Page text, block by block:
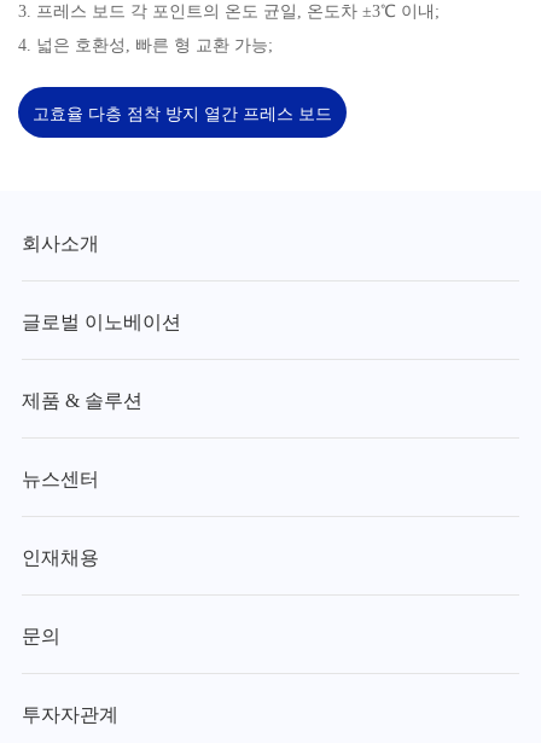
3. 프레스 보드 각 포인트의 온도 균일, 온도차 ±3℃ 이내;
4. 넓은 호환성, 빠른 형 교환 가능;
고효율 다층 점착 방지 열간 프레스 보드
회사소개
글로벌 이노베이션
제품 & 솔루션
뉴스센터
인재채용
문의
투자자관계